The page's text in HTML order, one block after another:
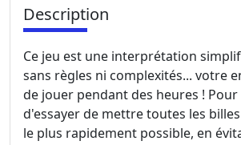
Description
Ce jeu est une interprétation
sans règles ni complexités... votre
de jouer pendant des heures !
d'essayer de mettre toutes les
le plus rapidement possible, en